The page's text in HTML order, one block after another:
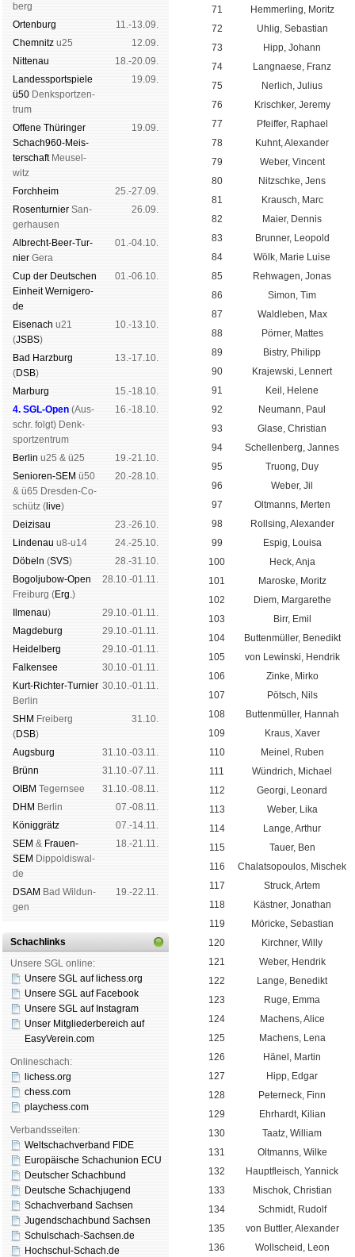
berg
Orten­burg
11.-13.09.
Chem­nitz u25
12.09.
Nitte­nau
18.-20.09.
Landes­sport­spiele
ü50 Denk­sport­zen­
trum
19.09.
Offene Thü­rin­ger
Schach960-Meis­
ter­schaftMeu­sel­
witz
19.09.
Forch­heim
25.-27.09.
Rosen­tur­nier San­
ger­hau­sen
26.09.
Albrecht-Beer-Tur­
nier Ge­ra
01.-04.10.
Cup der Deut­schen
Ein­heit Wer­ni­ge­ro­
de
01.-06.10.
Eise­nach u21
(JSBS)
10.-13.10.
Bad Harz­burg
(DSB)
13.-17.10.
Mar­burg
15.-18.10.
4. SGL-Open (Aus­
schr. folgt) Denk­
sport­zen­trum
16.-18.10.
Ber­lin u25 & ü25
19.-21.10.
Senioren-SEM ü50
& ü65 Dres­den-Co­
schütz ( live)
20.-28.10.
Dei­zi­sau
23.-26.10.
Lin­de­nau u8-u14
24.-25.10.
Dö­beln (SVS)
28.-31.10.
Bogoljubow-Open
Frei­burg (Erg.)
28.10.-01.11.
Il­me­nau)
29.10.-01.11.
Mag­de­burg
29.10.-01.11.
Hei­del­berg
29.10.-01.11.
Fal­ken­see
30.10.-01.11.
Kurt-Rich­ter-Tur­nier
Ber­lin
30.10.-01.11.
SHM Frei­berg
(DSB)
31.10.
Augs­burg
31.10.-03.11.
Brünn
31.10.-07.11.
OIBM Tegern­see
31.10.-08.11.
DHM Ber­lin
07.-08.11.
König­grätz
07.-14.11.
SEM & Frauen-
SEM Dip­pol­dis­wal­
de
18.-21.11.
DSAM Bad Wil­dun­
gen
19.-22.11.
Schachlinks
Unsere SGL online:
Unsere SGL auf li­chess.org
Unsere SGL auf Face­book
Unsere SGL auf Insta­gram
Unser Mitgliederbereich auf
EasyVerein.com
Onlineschach:
lichess.org
chess.com
playchess.com
Verbandsseiten:
Weltschachverband FIDE
Europäische Schachunion ECU
Deutscher Schachbund
Deutsche Schachjugend
Schachverband Sachsen
Jugendschachbund Sachsen
Schulschach-Sachsen.de
Hochschul-Schach.de
71
Hemmerling, Moritz
72
Uhlig, Sebastian
73
Hipp, Johann
74
Langnaese, Franz
75
Nerlich, Julius
76
Krischker, Jeremy
77
Pfeiffer, Raphael
78
Kuhnt, Alexander
79
Weber, Vincent
80
Nitzschke, Jens
81
Krausch, Marc
82
Maier, Dennis
83
Brunner, Leopold
84
Wölk, Marie Luise
85
Rehwagen, Jonas
86
Simon, Tim
87
Waldleben, Max
88
Pörner, Mattes
89
Bistry, Philipp
90
Krajewski, Lennert
91
Keil, Helene
92
Neumann, Paul
93
Glase, Christian
94
Schellenberg, Jannes
95
Truong, Duy
96
Weber, Jil
97
Oltmanns, Merten
98
Rollsing, Alexander
99
Espig, Louisa
100
Heck, Anja
101
Maroske, Moritz
102
Diem, Margarethe
103
Birr, Emil
104
Buttenmüller, Benedikt
105
von Lewinski, Hendrik
106
Zinke, Mirko
107
Pötsch, Nils
108
Buttenmüller, Hannah
109
Kraus, Xaver
110
Meinel, Ruben
111
Wündrich, Michael
112
Georgi, Leonard
113
Weber, Lika
114
Lange, Arthur
115
Tauer, Ben
116
Chalatsopoulos, Mischek
117
Struck, Artem
118
Kästner, Jonathan
119
Möricke, Sebastian
120
Kirchner, Willy
121
Weber, Hendrik
122
Lange, Benedikt
123
Ruge, Emma
124
Machens, Alice
125
Machens, Lena
126
Hänel, Martin
127
Hipp, Edgar
128
Peterneck, Finn
129
Ehrhardt, Kilian
130
Taatz, William
131
Oltmanns, Wilke
132
Hauptfleisch, Yannick
133
Mischok, Christian
134
Schmidt, Rudolf
135
von Buttler, Alexander
136
Wollscheid, Leon